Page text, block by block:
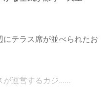
テラス席が並べられたお
運営するカジ......